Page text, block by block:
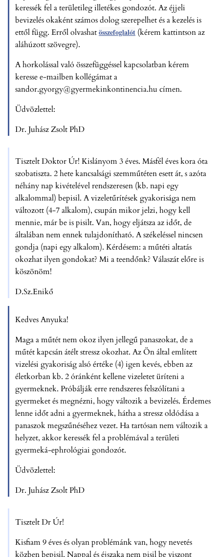
keressék fel a területileg illetékes gondozót. Az éjjeli
bevizelés okaként számos dolog szerepelhet és a kezelés is
ettől függ. Erről olvashatösszefoglalót (kérem kattintson az
aláhúzott szövegre).
A horkolással való összefüggéssel kapcsolatban kérem
keresse e-mailben kollégámat a
sandor.gyorgy@gyermekinkontinencia.hu címen.
Üdvözlettel:
Dr. Juhász Zsolt PhD
Tisztelt Doktor Úr! Kislányom 3 éves. Másfél éves kora óta
szobatiszta. 2 hete kancsalsági szemműtéten esett át, s azóta
néhány nap kivételével rendszeresen (kb. napi egy
alkalommal) bepisil. A vizeletűrítések gyakorisága nem
változott (4-7 alkalom), csupán mikor jelzi, hogy kell
mennie, már be is pisilt. Van, hogy eljátsza az időt, de
általában nem ennek tulajdonítható. A székeléssel nincsen
gondja (napi egy alkalom). Kérdésem: a műtéti altatás
okozhat ilyen gondokat? Mi a teendőnk? Válaszát előre is
köszönöm!
D.Sz.Enikő
Kedves Anyuka!
Maga a műtét nem okoz ilyen jellegű panaszokat, de a
műtét kapcsán átélt stressz okozhat. Az Ön által említett
vizelési gyakoriság alsó értéke (4) igen kevés, ebben az
életkorban kb. 2 óránként kellene vizeletet üríteni a
gyermeknek. Próbálják erre rendszeres felszólítani a
gyermeket és megnézni, hogy változik a bevizelés. Érdemes
lenne időt adni a gyermeknek, hátha a stressz oldódása a
panaszok megszűnéséhez vezet. Ha tartósan nem változik a
helyzet, akkor keressék fel a problémával a területi
gyermeká-ephrológiai gondozót.
Üdvözlettel:
Dr. Juhász Zsolt PhD
Tisztelt Dr Úr!
Kisfiam 9 éves és olyan problémánk van, hogy nevetés
közben bepisil. Nappal és éjszaka nem pisil be viszont